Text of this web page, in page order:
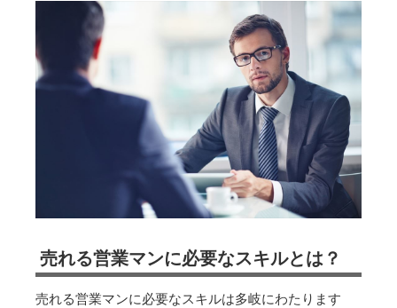
売れる営業マンに必要なスキルとは？
売れる営業マンに必要なスキルは多岐にわたります